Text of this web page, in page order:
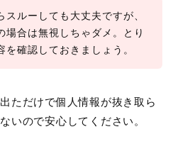
スルーしても大丈夫ですが、
場合は無視しちゃダメ。とり
を確認しておきましょう。
ただけで個人情報が抜き取ら
いので安心してください。